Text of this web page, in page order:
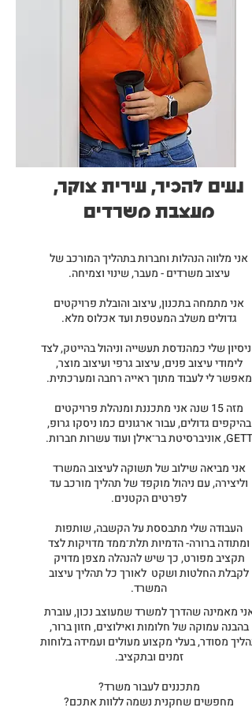
נעים להכיר, עירית צוקר,
מעצבת משרדים
אני מלווה הנהלות וחברות בתהליך המורכב של
עיצוב משרדים - מעבר, שינוי וצמיחה.
אני מתמחה בתכנון, עיצוב והובלת פרויקטים
גדולים משלב המעטפת ועד אכלוס מלא.
הניסיון שלי כמהנדסת תעשייה וניהול בהייטק, לצד
לימודי עיצוב פנים, עיצוב גרפי ועיצוב מוצר,
מאפשר לי לעבוד מתוך ראייה רחבה ומערכתית.
מזה 15 שנה אני מתכננת ומנהלת פרויקטים
בהיקפים גדולים, עבור ארגונים כמו ניסקו גרופ,
GETT, אוניברסיטת בר־אילן ועוד עשרות חברות.
אני מביאה שילוב של תשוקה לעיצוב המשרד
וליצירה, עם ניהול מוקפד של תהליך מורכב עד
לפרטים הקטנים.
העבודה שלי מתבססת על הקשבה, שותפות
ומתודה ברורה- הדמיות תלת־ממד מדויקות לצד
תקציב מפורט, כך שיש להנהלה מצפן מדויק
לקבלת החלטות ושקט לאורך כל תהליך עיצוב
המשרד.
אני מאמינה שהדרך למשרד שמעוצב נכון, עוברת
בהבנה עמוקה של חלומות ואילוצים, חזון ברור,
תהליך מסודר, בעלי מקצוע מעולים ועמידה בלוחות
זמנים ובתקציב.
מתכננים לעבור משרד?
מחפשים שחקנית נשמה ללוות אתכם?